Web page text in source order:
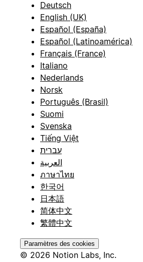
Deutsch
English (UK)
Español (España)
Español (Latinoamérica)
Français (France)
Italiano
Nederlands
Norsk
Português (Brasil)
Suomi
Svenska
Tiếng Việt
עברית
العربية
ภาษาไทย
한국어
日本語
简体中文
繁體中文
Paramètres des cookies
© 2026 Notion Labs, Inc.